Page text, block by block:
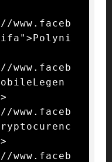
www.faceb
www.faceb
www.faceb
www.faceb